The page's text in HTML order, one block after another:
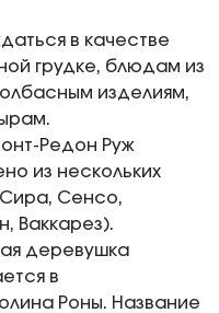
в качестве
грудке, блюдам из
изделиям,
Редон Руж
из нескольких
Сенсо,
Ваккарез).
деревушка
в
Роны. Название